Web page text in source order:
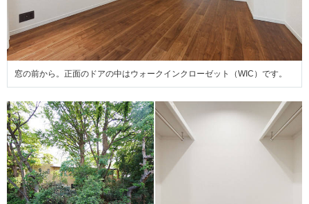
窓の前から。正面のドアの中はウォークインクローゼット（WIC）です。